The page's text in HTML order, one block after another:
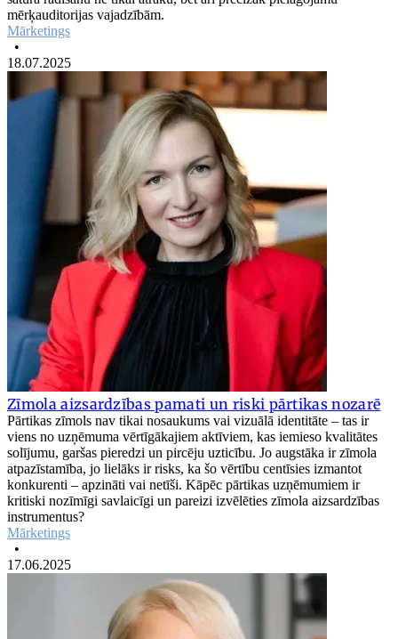
mērķauditorijas vajadzībām.
Mārketings
•
18.07.2025
Zīmola aizsardzības pamati un riski pārtikas nozarē
Pārtikas zīmols nav tikai nosaukums vai vizuālā identitāte – tas ir
viens no uzņēmuma vērtīgākajiem aktīviem, kas iemieso kvalitātes
solījumu, garšas pieredzi un pircēju uzticību. Jo augstāka ir zīmola
atpazīstamība, jo lielāks ir risks, ka šo vērtību centīsies izmantot
konkurenti – apzināti vai netīši. Kāpēc pārtikas uzņēmumiem ir
kritiski nozīmīgi savlaicīgi un pareizi izvēlēties zīmola aizsardzības
instrumentus?
Mārketings
•
17.06.2025